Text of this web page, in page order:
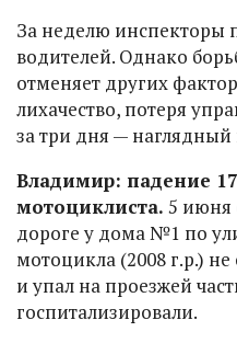
За неделю инспекторы
водителей. Однако
отменяет других
лихачество, потеря
за три дня —
Владимир: падение
мотоциклиста. 5 июня
дороге у дома №1 по
мотоцикла (2008 г.р.)
и упал на проезжей
госпитализировали.